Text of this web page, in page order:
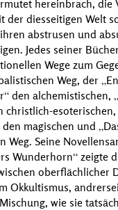
hereinbrach, die
der diesseitigen Welt
abstrusen und
Jedes seiner
Wege zum
Weg, der
den alchemistischen,
christlich-
den magischen und
Weg. Seine
Wunderhorn zeigte
oberflächlicher
Okkultismus,
wie sie